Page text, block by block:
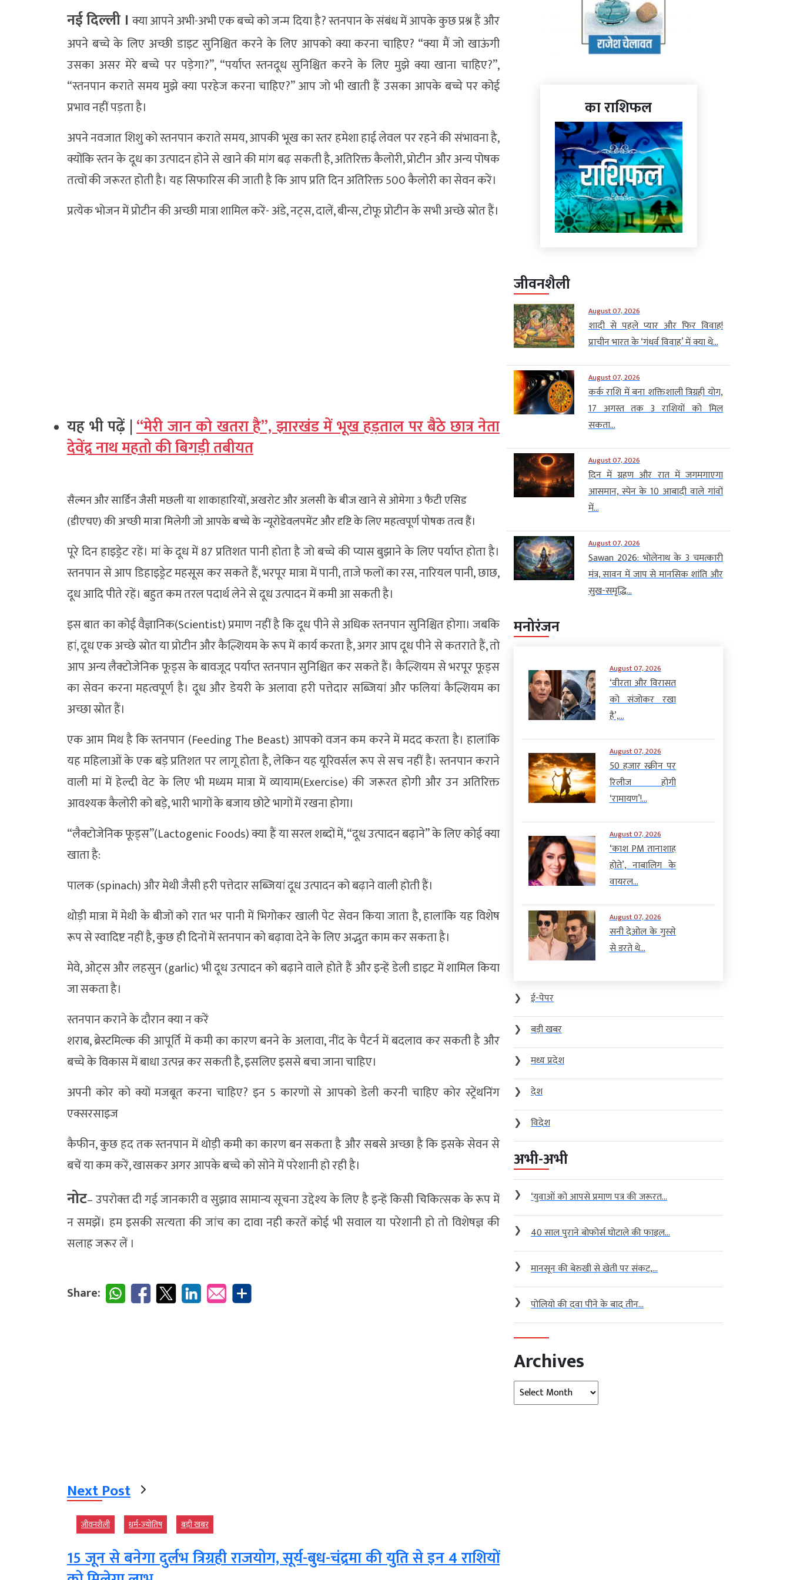
नई दिल्‍ली । क्या आपने अभी-अभी एक बच्चे को जन्म दिया है? स्तनपान के संबंध में आपके कुछ प्रश्न हैं और
अपने बच्चे के लिए अच्छी डाइट सुनिश्चित करने के लिए आपको क्या करना चाहिए? “क्या मैं जो खाऊंगी
उसका असर मेरे बच्चे पर पड़ेगा?”, “पर्याप्त स्तनदूध सुनिश्चित करने के लिए मुझे क्या खाना चाहिए?”,
“स्तनपान कराते समय मुझे क्या परहेज करना चाहिए?” आप जो भी खाती हैं उसका आपके बच्चे पर कोई
प्रभाव नहीं पड़ता है।
अपने नवजात शिशु को स्तनपान कराते समय, आपकी भूख का स्तर हमेशा हाई लेवल पर रहने की संभावना है,
क्योंकि स्तन के दूध का उत्पादन होने से खाने की मांग बढ़ सकती है, अतिरिक्त कैलोरी, प्रोटीन और अन्य पोषक
तत्वों की जरूरत होती है। यह सिफारिस की जाती है कि आप प्रति दिन अतिरिक्त 500 कैलोरी का सेवन करें।
प्रत्येक भोजन में प्रोटीन की अच्छी मात्रा शामिल करें- अंडे, नट्स, दालें, बीन्स, टोफू प्रोटीन के सभी अच्छे स्रोत हैं।
यह भी पढ़ें |“मेरी जान को खतरा है”, झारखंड में भूख हड़ताल पर बैठे छात्र नेता
देवेंद्र नाथ महतो की बिगड़ी तबीयत
सैल्मन और सार्डिन जैसी मछली या शाकाहारियों, अखरोट और अलसी के बीज खाने से ओमेगा 3 फैटी एसिड
(डीएचए) की अच्छी मात्रा मिलेगी जो आपके बच्चे के न्यूरोडेवलपमेंट और दृष्टि के लिए महत्वपूर्ण पोषक तत्व हैं।
पूरे दिन हाइड्रेट रहें। मां के दूध में 87 प्रतिशत पानी होता है जो बच्चे की प्यास बुझाने के लिए पर्याप्त होता है।
स्तनपान से आप डिहाइड्रेट महसूस कर सकते हैं, भरपूर मात्रा में पानी, ताजे फलों का रस, नारियल पानी, छाछ,
दूध आदि पीते रहें। बहुत कम तरल पदार्थ लेने से दूध उत्पादन में कमी आ सकती है।
इस बात का कोई वैज्ञानिक(Scientist) प्रमाण नहीं है कि दूध पीने से अधिक स्तनपान सुनिश्चित होगा। जबकि
हां, दूध एक अच्छे स्रोत या प्रोटीन और कैल्शियम के रूप में कार्य करता है, अगर आप दूध पीने से कतराते हैं, तो
आप अन्य लैक्टोजेनिक फूड्स के बावजूद पर्याप्त स्तनपान सुनिश्चित कर सकते हैं। कैल्शियम से भरपूर फूड्स
का सेवन करना महत्वपूर्ण है। दूध और डेयरी के अलावा हरी पत्तेदार सब्जियां और फलियां कैल्शियम का
अच्छा स्रोत हैं।
एक आम मिथ है कि स्तनपान (Feeding The Beast) आपको वजन कम करने में मदद करता है। हालांकि
यह महिलाओं के एक बड़े प्रतिशत पर लागू होता है, लेकिन यह यूरिवर्सल रूप से सच नहीं है। स्तनपान कराने
वाली मां में हेल्दी वेट के लिए भी मध्यम मात्रा में व्यायाम(Exercise) की जरूरत होगी और उन अतिरिक्त
आवश्यक कैलोरी को बड़े, भारी भागों के बजाय छोटे भागों में रखना होगा।
“लैक्टोजेनिक फूड्स”(Lactogenic Foods) क्या हैं या सरल शब्दों में, “दूध उत्पादन बढ़ाने” के लिए कोई क्या
खाता है:
पालक (spinach) और मेथी जैसी हरी पत्तेदार सब्जियां दूध उत्पादन को बढ़ाने वाली होती हैं।
थोड़ी मात्रा में मेथी के बीजों को रात भर पानी में भिगोकर खाली पेट सेवन किया जाता है, हालांकि यह विशेष
रूप से स्वादिष्ट नहीं है, कुछ ही दिनों में स्तनपान को बढ़ावा देने के लिए अद्भुत काम कर सकता है।
मेवे, ओट्स और लहसुन (garlic) भी दूध उत्पादन को बढ़ाने वाले होते हैं और इन्हें डेली डाइट में शामिल किया
जा सकता है।
स्तनपान कराने के दौरान क्या न करें
शराब, ब्रेस्टमिल्क की आपूर्ति में कमी का कारण बनने के अलावा, नींद के पैटर्न में बदलाव कर सकती है और
बच्चे के विकास में बाधा उत्पन्न कर सकती है, इसलिए इससे बचा जाना चाहिए।
अपनी कोर को क्यों मजबूत करना चाहिए? इन 5 कारणों से आपको डेली करनी चाहिए कोर स्ट्रेंथनिंग
एक्सरसाइज
कैफीन, कुछ हद तक स्तनपान में थोड़ी कमी का कारण बन सकता है और सबसे अच्छा है कि इसके सेवन से
बचें या कम करें, खासकर अगर आपके बच्चे को सोने में परेशानी हो रही है।
नोट– उपरोक्‍त दी गई जानकारी व सुझाव सामान्‍य सूचना उद्देश्‍य के लिए है इन्‍हें किसी चिकित्‍सक के रूप में
न समझें। हम इसकी सत्‍यता की जांच का दावा नही करतें कोई भी सवाल या परेशानी हो तो विशेषज्ञ की
सलाह जरूर लें ।
Share:
Next Post
जीवनशैली धर्म-ज्‍योतिष बड़ी खबर
15 जून से बनेगा दुर्लभ त्रिग्रही राजयोग, सूर्य-बुध-चंद्रमा की युति से इन 4 राशियों
का राशिफल
जीवनशैली
August 07, 2026
शादी से पहले प्यार और फिर विवाह!
प्राचीन भारत के ‘गंधर्व विवाह’ में क्या थे...
August 07, 2026
कर्क राशि में बना शक्तिशाली त्रिग्रही योग,
17 अगस्त तक 3 राशियों को मिल
सकता...
August 07, 2026
दिन में ग्रहण और रात में जगमगाएगा
आसमान, स्पेन के 10 आबादी वाले गांवों
में...
August 07, 2026
Sawan 2026: भोलेनाथ के 3 चमत्कारी
मंत्र, सावन में जाप से मानसिक शांति और
सुख-समृद्धि...
मनोरंजन
August 07, 2026
‘वीरता और विरासत
को संजोकर रखा
है’,...
August 07, 2026
50 हजार स्क्रीन पर
रिलीज होगी
‘रामायण’!...
August 07, 2026
‘काश PM तानाशाह
होते’, नाबालिग के
वायरल...
August 07, 2026
सनी देओल के गुस्से
से डरते थे...
❯
ई-पेपर
❯
बड़ी खबर
❯
मध्य प्रदेश
❯
देश
❯
विदेश
अभी-अभी
❯ ‘युवाओं को आपसे प्रमाण पत्र की जरूरत...
❯ 40 साल पुराने बोफोर्स घोटाले की फाइल...
❯ मानसून की बेरुखी से खेती पर संकट,...
❯ पोलियो की दवा पीने के बाद तीन...
Archives
Archives